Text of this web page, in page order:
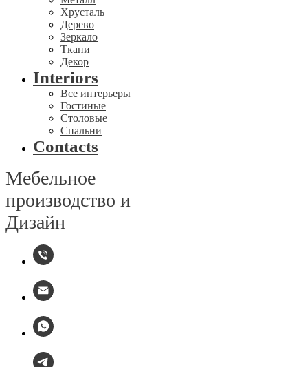
Хрусталь
Дерево
Зеркало
Ткани
Декор
Interiors
Все интерьеры
Гостиные
Столовые
Спальни
Contacts
Мебельное
производство и
Дизайн